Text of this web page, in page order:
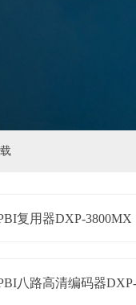
复用器DXP-3800MX
八路高清编码器